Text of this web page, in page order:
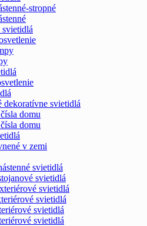
stropné
dekoratívne svietidlá
domu
domu
v zemi
svietidlá
svietidlá
svietidlá
svietidlá
svietidlá
svietidlá